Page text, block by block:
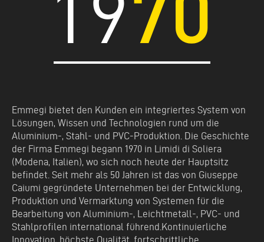
Emmegi bietet den Kunden ein integriertes System von
Lösungen, Wissen und Technologien rund um die
Aluminium-, Stahl- und PVC-Produktion. Die Geschichte
der Firma Emmegi begann 1970 in Limidi di Soliera
(Modena, Italien), wo sich noch heute der Hauptsitz
befindet. Seit mehr als 50 Jahren ist das von Giuseppe
Caiumi gegründete Unternehmen bei der Entwicklung,
Produktion und Vermarktung von Systemen für die
Bearbeitung von Aluminium-, Leichtmetall-, PVC- und
Stahlprofilen international führend.Kontinuierliche
Innovation, höchste Qualität, fortschrittliche